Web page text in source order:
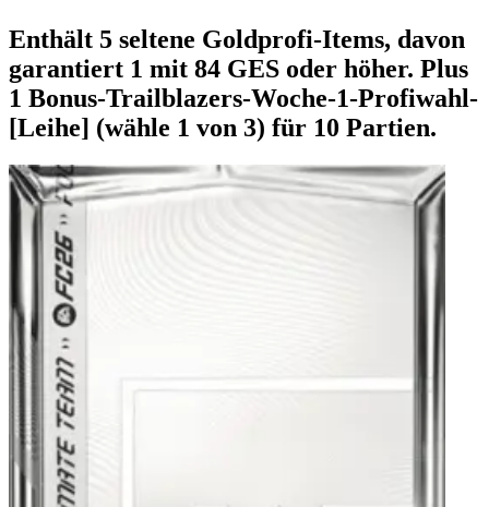
Enthält 5 seltene Goldprofi-Items, davon
garantiert 1 mit 84 GES oder höher. Plus
1 Bonus-Trailblazers-Woche-1-Profiwahl-
[Leihe] (wähle 1 von 3) für 10 Partien.